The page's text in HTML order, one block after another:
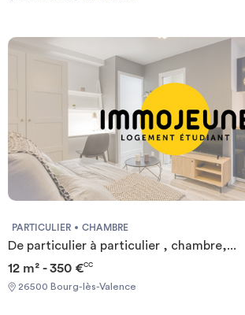
PARTICULIER CHAMBRE
De particulier à particulier , chambre,...
12 m² - 350 €CC
26500 Bourg-lès-Valence